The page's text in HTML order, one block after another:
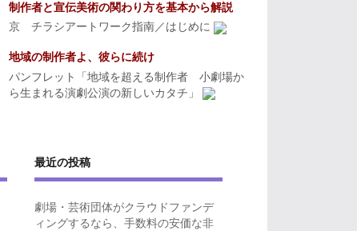
制作者と宣伝美術の関わり方を基本から解説
京 チラシアートワーク指南／はじめに
地域の制作者よ、彼らに続け
パンフレット「地域を超える制作者 小劇場か
ら生まれる演劇公演の新しいカタチ」
最近の投稿
劇場・芸術団体がクラウドファンデ
ィングするなら、手数料の安価な非